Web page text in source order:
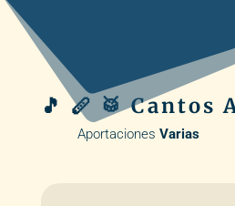
🎵 🪈 🥁
Aportaciones Varias